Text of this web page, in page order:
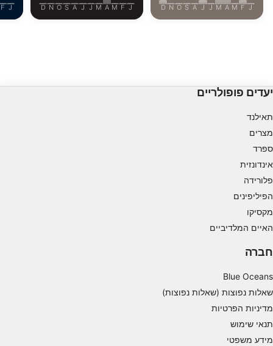
J
F
M
A
M
J
J
A
S
O
N
D
J
F
M
A
M
J
J
A
S
O
N
D
J
F
יעדים פופולריים
תאילנד
מצרים
ספרד
אינדונזית
פלורידה
הפיליפינים
מקסיקו
האיים המלדיביים
חברה
Blue Oceans
שאלות נפוצות (שאלות נפוצות)
מדיניות הפרטיות
תנאי שימוש
מידע משפטי